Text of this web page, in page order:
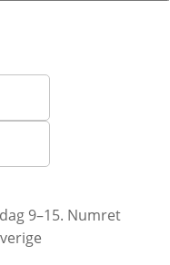
9–15. Numret